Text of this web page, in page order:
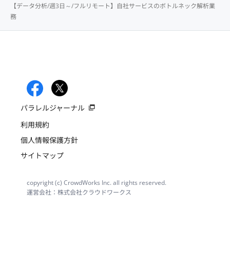
【データ分析/週3日～/フルリモート】自社サービスのボトルネック解析業
務
パラレルジャーナル
利用規約
個人情報保護方針
サイトマップ
copyright (c) CrowdWorks Inc. all rights reserved.
運営会社：株式会社クラウドワークス